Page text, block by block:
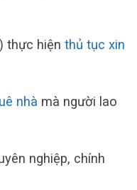
thực hiện thủ tục xin
nhà mà người lao
nghiệp, chính